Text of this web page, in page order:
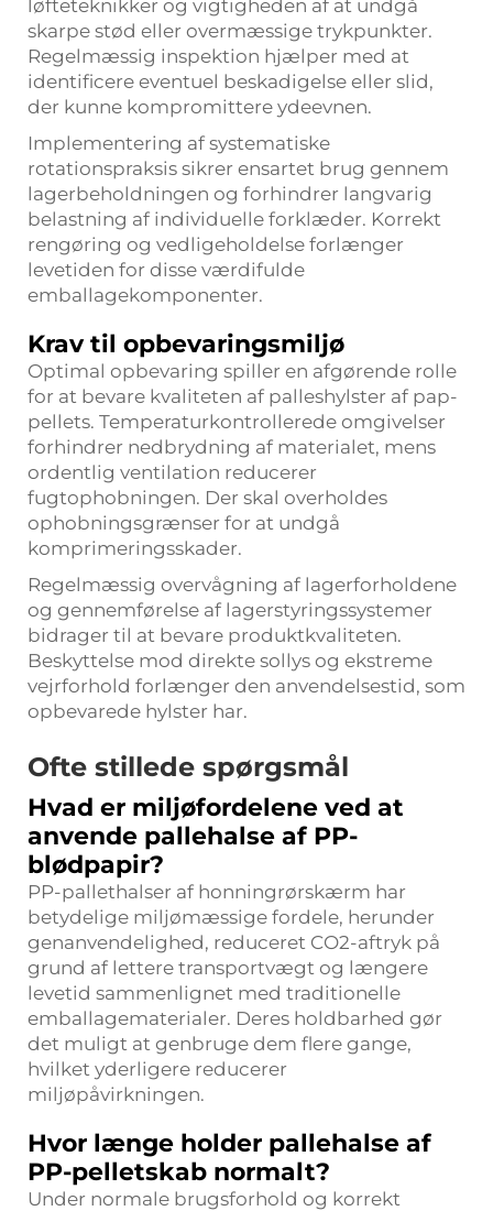
løfteteknikker og vigtigheden af at undgå
skarpe stød eller overmæssige trykpunkter.
Regelmæssig inspektion hjælper med at
identificere eventuel beskadigelse eller slid,
der kunne kompromittere ydeevnen.
Implementering af systematiske
rotationspraksis sikrer ensartet brug gennem
lagerbeholdningen og forhindrer langvarig
belastning af individuelle forklæder. Korrekt
rengøring og vedligeholdelse forlænger
levetiden for disse værdifulde
emballagekomponenter.
Krav til opbevaringsmiljø
Optimal opbevaring spiller en afgørende rolle
for at bevare kvaliteten af palleshylster af pap-
pellets. Temperaturkontrollerede omgivelser
forhindrer nedbrydning af materialet, mens
ordentlig ventilation reducerer
fugtophobningen. Der skal overholdes
ophobningsgrænser for at undgå
komprimeringsskader.
Regelmæssig overvågning af lagerforholdene
og gennemførelse af lagerstyringssystemer
bidrager til at bevare produktkvaliteten.
Beskyttelse mod direkte sollys og ekstreme
vejrforhold forlænger den anvendelsestid, som
opbevarede hylster har.
Ofte stillede spørgsmål
Hvad er miljøfordelene ved at
anvende pallehalse af PP-
blødpapir?
PP-pallethalser af honningrørskærm har
betydelige miljømæssige fordele, herunder
genanvendelighed, reduceret CO2-aftryk på
grund af lettere transportvægt og længere
levetid sammenlignet med traditionelle
emballagematerialer. Deres holdbarhed gør
det muligt at genbruge dem flere gange,
hvilket yderligere reducerer
miljøpåvirkningen.
Hvor længe holder pallehalse af
PP-pelletskab normalt?
Under normale brugsforhold og korrekt